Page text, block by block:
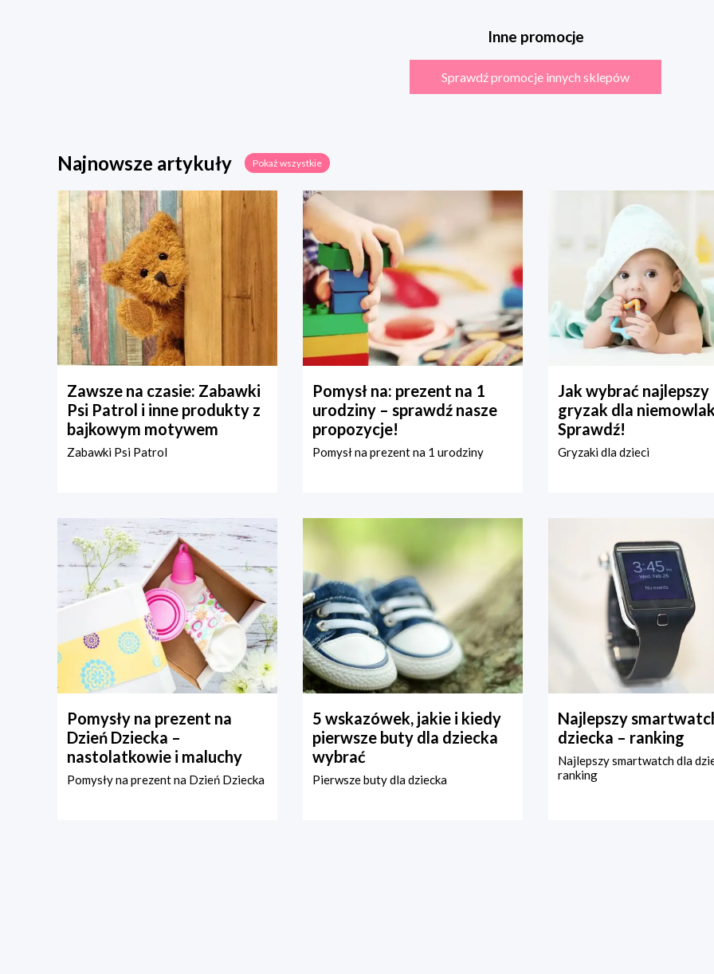
Inne promocje
Sprawdź promocje innych sklepów
Najnowsze artykuły Pokaż wszystkie
Zawsze na czasie: Zabawki
Psi Patrol i inne produkty z
bajkowym motywem
Zabawki Psi Patrol
Pomysł na: prezent na 1
urodziny – sprawdź nasze
propozycje!
Pomysł na prezent na 1 urodziny
Jak wybrać najlepszy
gryzak dla
Sprawdź!
Gryzaki dla dzieci
Pomysły na prezent na
Dzień Dziecka –
nastolatkowie i maluchy
Pomysły na prezent na Dzień Dziecka
5 wskazówek, jakie i kiedy
pierwsze buty dla dziecka
wybrać
Pierwsze buty dla dziecka
Najlepszy
dziecka – ranking
Najlepszy smartwatch dla
ranking